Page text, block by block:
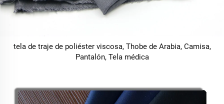
tela de traje de poliéster viscosa, Thobe de Arabia, Camisa,
Pantalón, Tela médica